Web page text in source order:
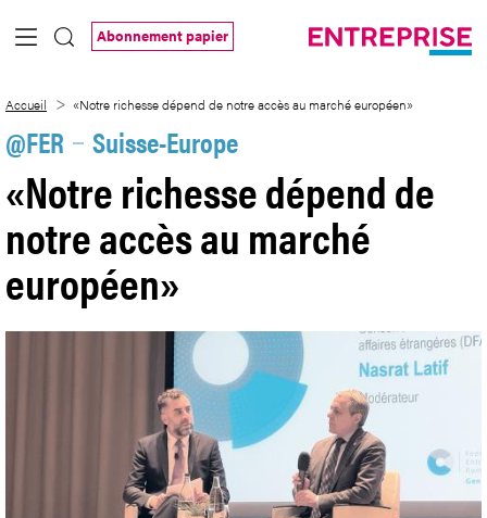
Saut au contenu principal
Abonnement papier
Accueil «Notre richesse dépend de notre accès au marché européen»
@FER Suisse-Europe
«Notre richesse dépend de
notre accès au marché
européen»